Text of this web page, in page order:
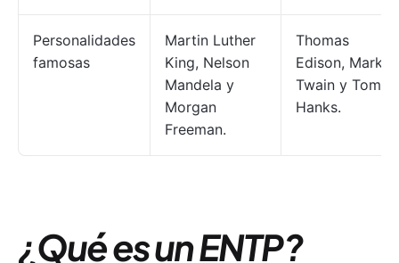
Personalidades
famosas
Martin Luther
King, Nelson
Mandela y
Morgan
Freeman.
Thomas
Edison, Mark
Twain y Tom
Hanks.
¿Qué es un ENTP?